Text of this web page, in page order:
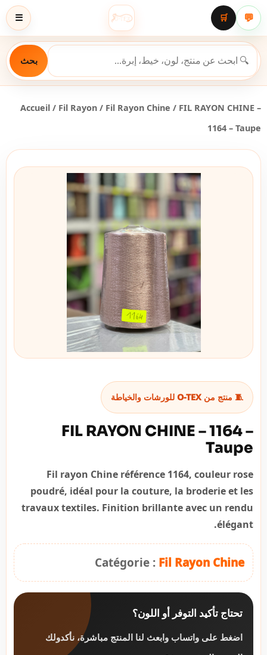
☰ 💬
🛒
بحث
Accueil / Fil Rayon / Fil Rayon Chine / FIL RAYON CHINE –
1164 – Taupe
🧵 منتج من O-TEX للورشات والخياطة
FIL RAYON CHINE – 1164 –
Taupe
Fil rayon Chine référence 1164, couleur rose
poudré, idéal pour la couture, la broderie et les
travaux textiles. Finition brillante avec un rendu
élégant.
Catégorie : Fil Rayon Chine
تحتاج تأكيد التوفر أو اللون؟
اضغط على واتساب وابعث لنا المنتج مباشرة، نأكدولك